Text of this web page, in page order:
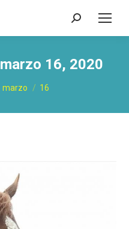
Buscar:
marzo 16, 2020
marzo 16